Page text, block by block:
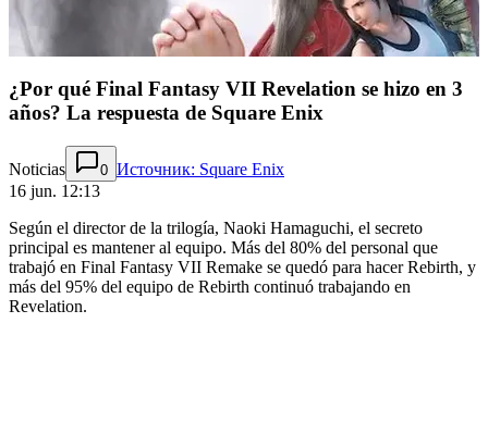
¿Por qué Final Fantasy VII Revelation se hizo en 3
años? La respuesta de Square Enix
Noticias 0 Источник: Square Enix
16 jun. 12:13
Según el director de la trilogía, Naoki Hamaguchi, el secreto
principal es mantener al equipo. Más del 80% del personal que
trabajó en Final Fantasy VII Remake se quedó para hacer Rebirth, y
más del 95% del equipo de Rebirth continuó trabajando en
Revelation.